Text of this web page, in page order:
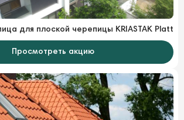
для плоской черепицы KRIASTAK Platt
Просмотреть акцию